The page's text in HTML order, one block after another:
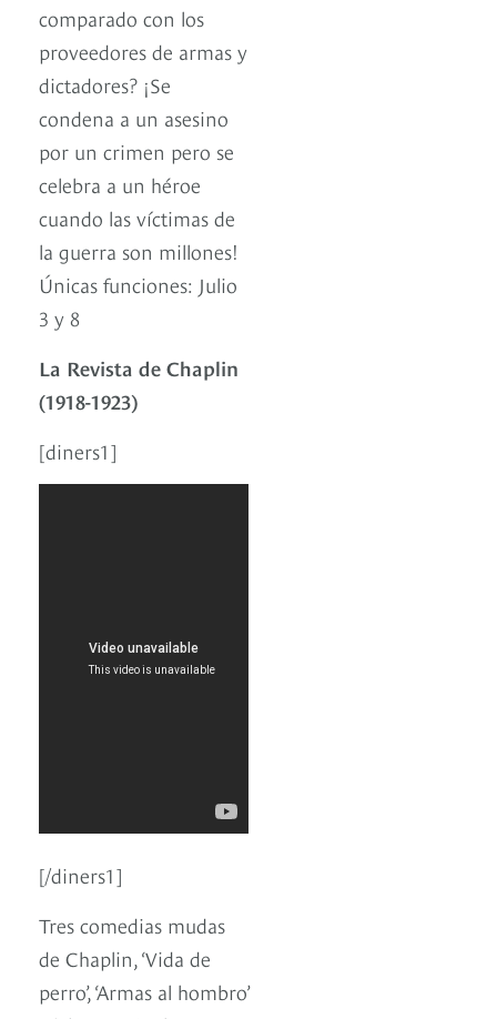
comparado con los
proveedores de armas y
dictadores? ¡Se
condena a un asesino
por un crimen pero se
celebra a un héroe
cuando las víctimas de
la guerra son millones!
Únicas funciones: Julio
3 y 8
La Revista de Chaplin
(1918-1923)
[diners1]
[/diners1]
Tres comedias mudas
de Chaplin, ‘Vida de
perro’, ‘Armas al hombro’